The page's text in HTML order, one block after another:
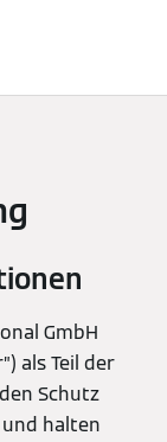
GmbH
als Teil der
Schutz
halten